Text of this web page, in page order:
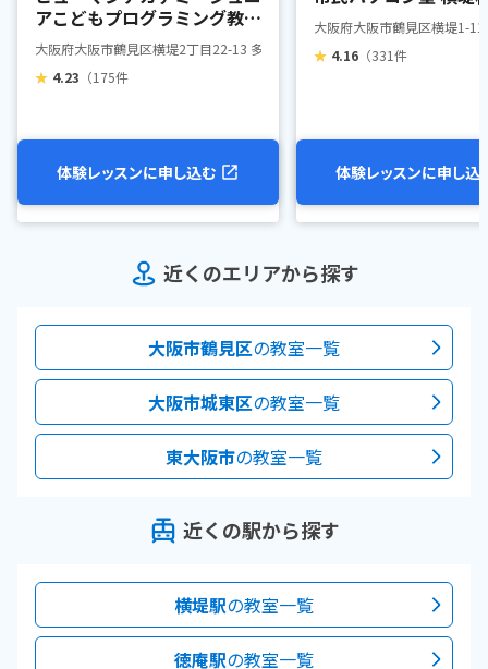
アこどもプログラミング教室
鶴見横堤教室
大阪府大阪市鶴見区横堤2丁目22-13 多世代交流拠点ROOP(ループ)
★ 4.23 （175件
体験レッスンに申し込む
大阪府大阪市鶴見区横堤1-
★ 4.16 （331件
体験レッスンに申し込
近くのエリアから探す
大阪市鶴見区の教室一覧
大阪市城東区の教室一覧
東大阪市の教室一覧
近くの駅から探す
横堤駅の教室一覧
徳庵駅の教室一覧